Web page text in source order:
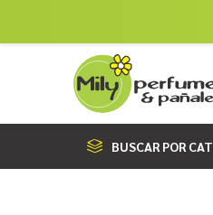
BUSCAR POR